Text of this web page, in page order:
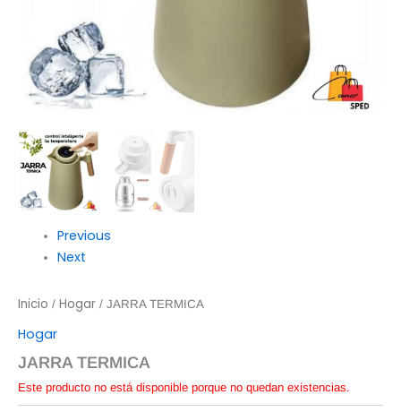
Previous
Next
Inicio / Hogar / JARRA TERMICA
Hogar
JARRA TERMICA
Este producto no está disponible porque no quedan existencias.